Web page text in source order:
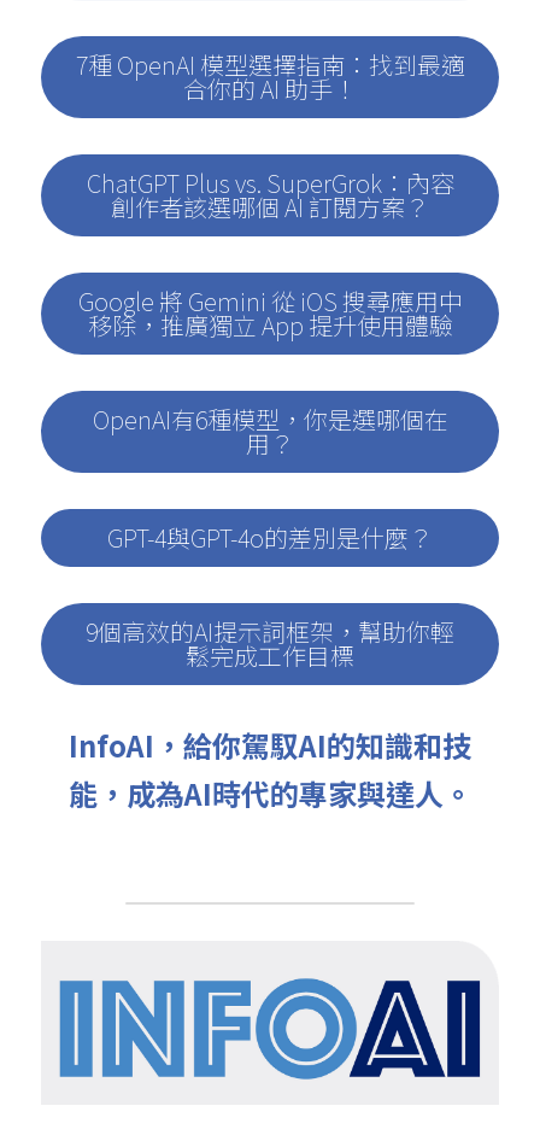
7種 OpenAI 模型選擇指南：找到最適
合你的 AI 助手！
ChatGPT Plus vs. SuperGrok：內容
創作者該選哪個 AI 訂閱方案？
Google 將 Gemini 從 iOS 搜尋應用中
移除，推廣獨立 App 提升使用體驗
OpenAI有6種模型，你是選哪個在
用？
GPT-4與GPT-4o的差別是什麼？
9個高效的AI提示詞框架，幫助你輕
鬆完成工作目標
InfoAI，給你駕馭AI的知識和技
能，成為AI時代的專家與達人。